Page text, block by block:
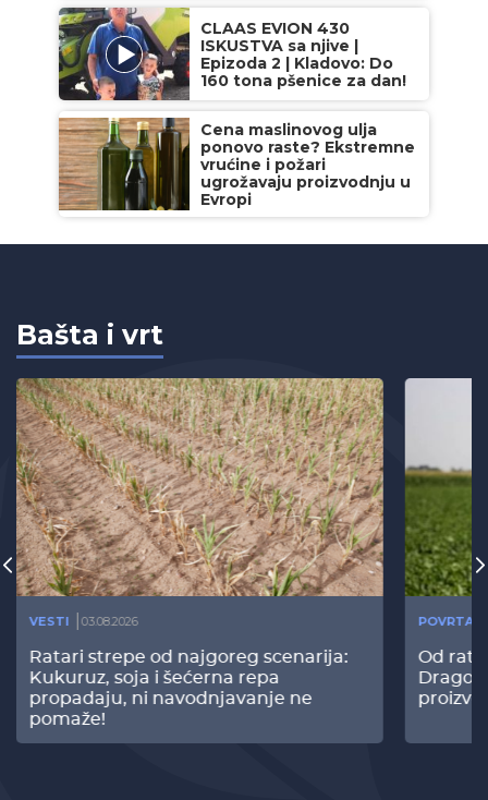
CLAAS EVION 430
ISKUSTVA sa njive |
Epizoda 2 | Kladovo: Do
160 tona pšenice za dan!
Cena maslinovog ulja
ponovo raste? Ekstremne
vrućine i požari
ugrožavaju proizvodnju u
Evropi
Bašta i vrt
VESTI 03.08.2026
Ratari strepe od najgoreg scenarija:
Kukuruz, soja i šećerna repa
propadaju, ni navodnjavanje ne
pomaže!
Od